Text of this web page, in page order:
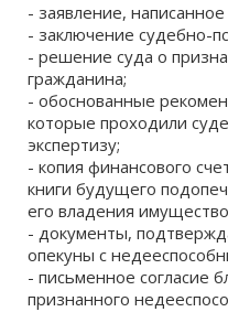
- заявление,
- заключение судебно-
- решение суда о
гражданина;
- обоснованные
которые проходили
экспертизу;
- копия финансового
книги будущего
его владения
- документы,
опекуны с
- письменное согласие
признанного